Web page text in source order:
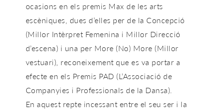
ocasions en els premis Max de les arts
escèniques, dues d’elles per de la Concepció
(Millor Intèrpret Femenina i Millor Direcció
d’escena) i una per More (No) More (Millor
vestuari), reconeixement que es va portar a
efecte en els Premis PAD (L’Associació de
Companyies i Professionals de la Dansa).
En aquest repte incessant entre el seu ser i la